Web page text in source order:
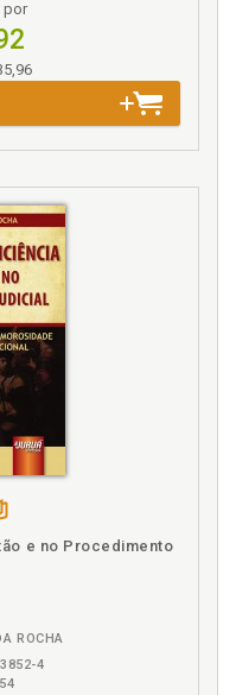
p. 41
Tribunal de Justiça.
atenção do advogado,
Tribunal de Justiça.
p. 40
constitucional da
ao reexame do mérito,
Direito Brasileiro, p.
por
e no Procedimento
ROCHA
4